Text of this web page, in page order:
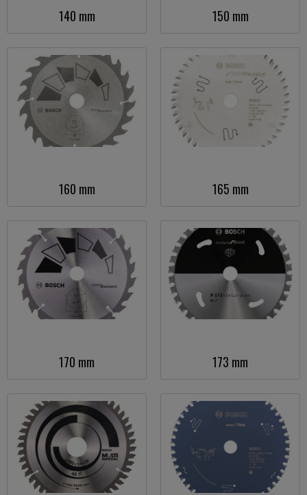
140 mm 150 mm
160 mm 165 mm
170 mm 173 mm